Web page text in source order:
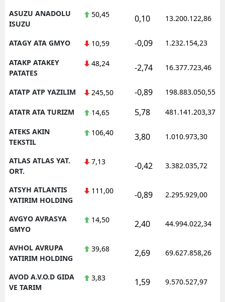
ASUZU ANADOLU
ISUZU
50,45 0,10 13.200.122,86
ATAGY ATA GMYO 10,59 -0,09 1.232.154,23
ATAKP ATAKEY
PATATES
48,24 -2,74 16.377.723,46
ATATP ATP YAZILIM 245,50 -0,89 198.883.050,55
ATATR ATA TURIZM 14,65 5,78 481.141.203,37
ATEKS AKIN
TEKSTIL
106,40 3,80 1.010.973,30
ATLAS ATLAS YAT.
ORT.
7,13 -0,42 3.382.035,72
ATSYH ATLANTIS
YATIRIM HOLDING
111,00 -0,89 2.295.929,00
AVGYO AVRASYA
GMYO
14,50 2,40 44.994.022,34
AVHOL AVRUPA
YATIRIM HOLDING
39,68 2,69 69.627.858,26
AVOD A.V.O.D GIDA
VE TARIM
3,83 1,59 9.570.527,97